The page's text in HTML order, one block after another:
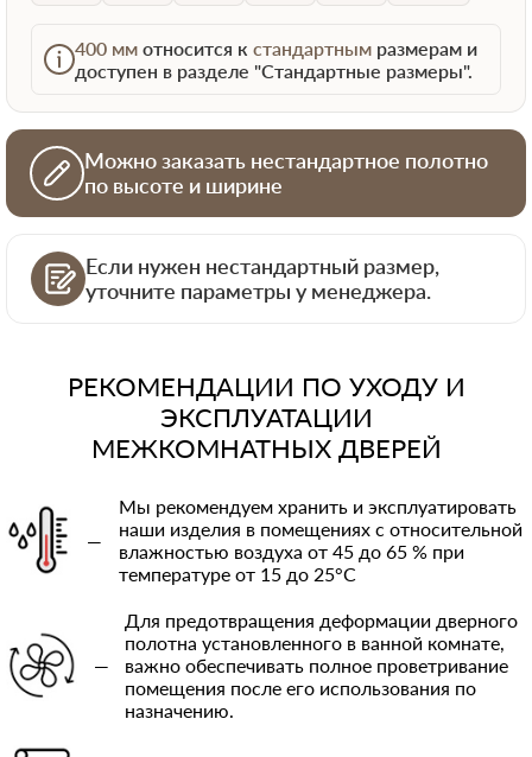
400 мм относится к стандартным размерам и
доступен в разделе "Стандартные размеры".
Можно заказать нестандартное полотно
по высоте и ширине
Если нужен нестандартный размер,
уточните параметры у менеджера.
РЕКОМЕНДАЦИИ ПО УХОДУ И
ЭКСПЛУАТАЦИИ
МЕЖКОМНАТНЫХ ДВЕРЕЙ
—
Мы рекомендуем хранить и эксплуатировать
наши изделия в помещениях с относительной
влажностью воздуха от 45 до 65 % при
температуре от 15 до 25°C
—
Для предотвращения деформации дверного
полотна установленного в ванной комнате,
важно обеспечивать полное проветривание
помещения после его использования по
назначению.